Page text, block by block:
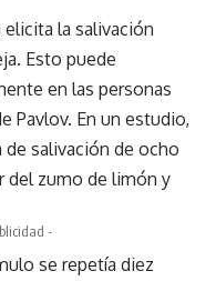
elicita la salivación
Esto puede
en las personas
Pavlov. En un estudio,
salivación de ocho
del zumo de limón y
-
se repetía diez